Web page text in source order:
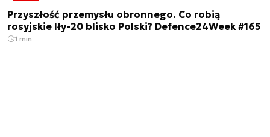
Przyszłość przemysłu obronnego. Co robią
rosyjskie Iły-20 blisko Polski? Defence24Week #165
1 min.